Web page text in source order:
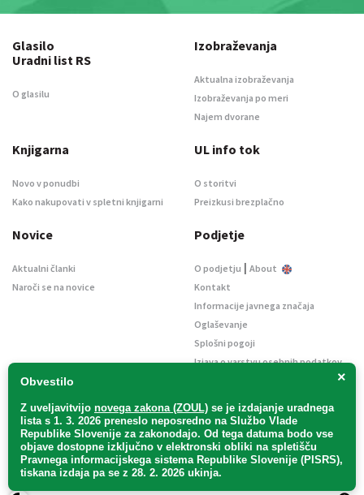
×
Obvestilo
Z uveljavitvijo novega zakona (ZOUL) se je izdajanje uradnega
lista s 1. 3. 2026 preneslo neposredno na Službo Vlade
Republike Slovenije za zakonodajo. Od tega datuma bodo vse
objave dostopne izključno v elektronski obliki na spletišču
Pravnega informacijskega sistema Republike Slovenije (PISRS),
tiskana izdaja pa se z 28. 2. 2026 ukinja.
Glasilo
Uradni list RS
O glasilu
Izobraževanja
Aktualna izobraževanja
Izobraževanja po meri
Najem dvorane
Knjigarna
Novo v ponudbi
Kako nakupovati v spletni knjigarni
UL info tok
O storitvi
Preizkusi brezplačno
Novice
Aktualni članki
Naroči se na novice
Podjetje
O podjetju | About
Kontakt
Informacije javnega značaja
Oglaševanje
Splošni pogoji
Izjava o varstvu osebnih podatkov
Uradni list d. o. o. – v likvidaciji / Vse pravice pridržane.